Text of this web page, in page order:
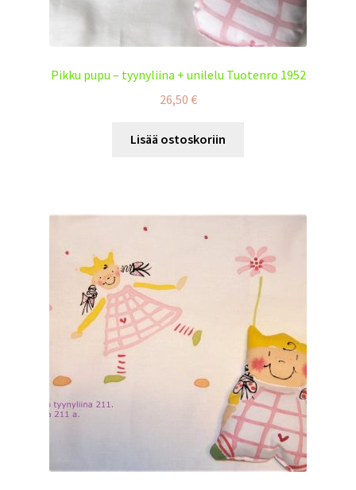
Pikku pupu – tyynyliina + unilelu Tuotenro 1952
26,50 €
Lisää ostoskoriin